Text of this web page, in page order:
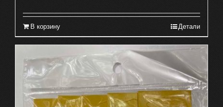
В корзину Детали